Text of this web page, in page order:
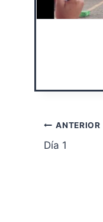
de
ANTERIOR
Día 1